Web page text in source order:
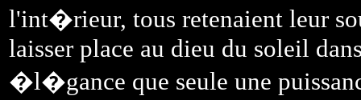
l'int�rieur, tous retenaient leur
laisser place au dieu du soleil
�l�gance que seule une